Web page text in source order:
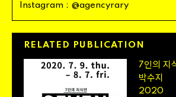
Instagram : @agencyrary
RELATED PUBLICATION
7인의 지
박수지
2020